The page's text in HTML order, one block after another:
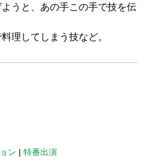
うと、あの手この手で技を伝
理してしまう技など。
ン | 特番出演